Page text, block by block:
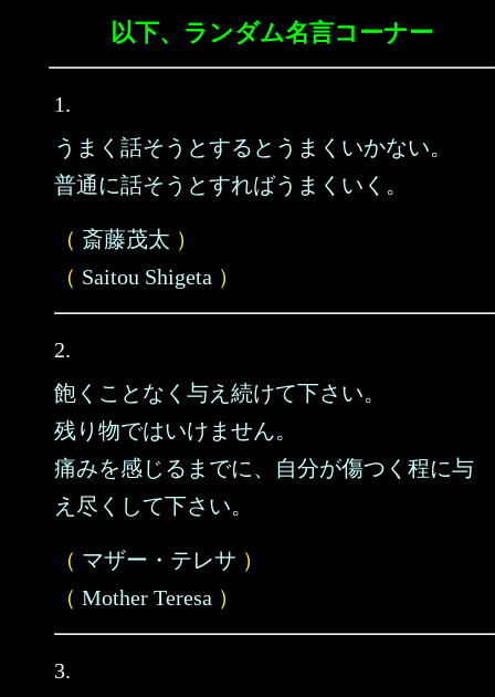
以下、ランダム名言コーナー
1.
うまく話そうとするとうまくいかない。
普通に話そうとすればうまくいく。
（ 斎藤茂太 ）
（ Saitou Shigeta ）
2.
飽くことなく与え続けて下さい。
残り物ではいけません。
痛みを感じるまでに、自分が傷つく程に与
え尽くして下さい。
（ マザー・テレサ ）
（ Mother Teresa ）
3.